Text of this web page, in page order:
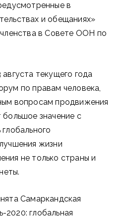
в
и обещаниях»
в Совете ООН по
текущего года
по правам человека,
вопросам продвижения
значение с
жизни
не только страны и
Самаркандская
глобальная